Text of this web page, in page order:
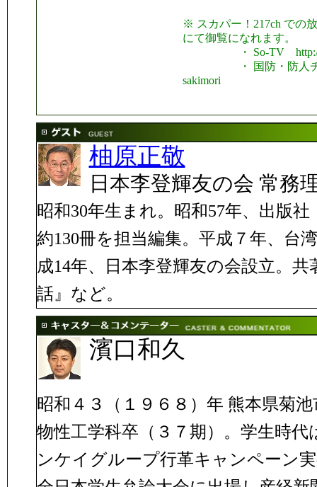
※ スカパー！217ch での
にて御覧になれます。
・ So-TV http://
・ 国防・防人チャン
sakimori
柚原正敬
日本李登輝友の会 常務
昭和30年生まれ。昭和57年、出版
約130冊を担当編集。平成７年、台
成14年、日本李登輝友の会設立。
話』など。
濱口和久
昭和４３（１９６８）年 熊本県菊
物性工学科卒（３７期）。学生時
ンケイグループ行革キャンペーン